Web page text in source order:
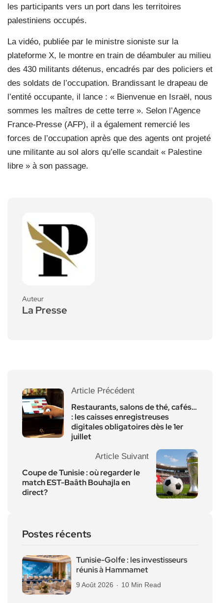
les participants vers un port dans les territoires
palestiniens occupés.
La vidéo, publiée par le ministre sioniste sur la
plateforme X, le montre en train de déambuler au milieu
des 430 militants détenus, encadrés par des policiers et
des soldats de l’occupation. Brandissant le drapeau de
l’entité occupante, il lance : « Bienvenue en Israël, nous
sommes les maîtres de cette terre ». Selon l’Agence
France-Presse (AFP), il a également remercié les
forces de l’occupation après que des agents ont projeté
une militante au sol alors qu’elle scandait « Palestine
libre » à son passage.
Auteur
La Presse
Article Précédent
Restaurants, salons de thé, cafés…
: les caisses enregistreuses
digitales obligatoires dès le 1er
juillet
Article Suivant
Coupe de Tunisie : où regarder le
match EST-Baâth Bouhajla en
direct?
Postes récents
Tunisie-Golfe : les investisseurs
réunis à Hammamet
9 Août 2026 10 Min Read